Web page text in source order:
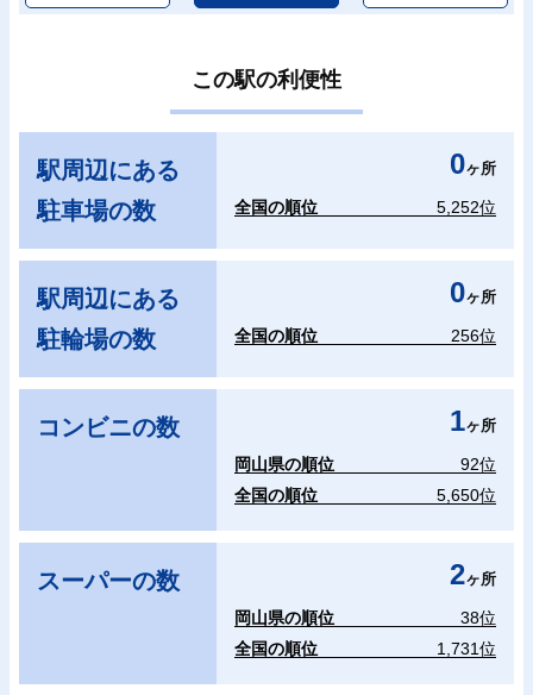
この駅の利便性
駅周辺にある
駐車場の数
0ヶ所
全国の順位 5,252位
駅周辺にある
駐輪場の数
0ヶ所
全国の順位 256位
コンビニの数 1ヶ所
岡山県の順位
92位
全国の順位
5,650位
スーパーの数 2ヶ所
岡山県の順位
38位
全国の順位
1,731位